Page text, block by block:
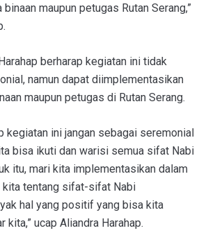
maupun petugas Rutan Serang,”
berharap kegiatan ini tidak
namun dapat diimplementasikan
maupun petugas di Rutan Serang.
kegiatan ini jangan sebagai seremonial
bisa ikuti dan warisi semua sifat Nabi
itu, mari kita implementasikan dalam
kita tentang sifat-sifat Nabi
hal yang positif yang bisa kita
ucap Aliandra Harahap.